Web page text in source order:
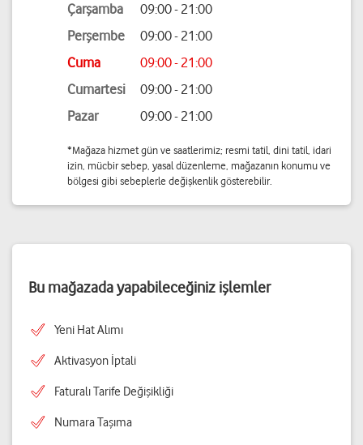
Çarşamba
09:00 - 21:00
Perşembe
09:00 - 21:00
Cuma
09:00 - 21:00
Cumartesi
09:00 - 21:00
Pazar
09:00 - 21:00
*Mağaza hizmet gün ve saatlerimiz; resmi tatil, dini tatil, idari
izin, mücbir sebep, yasal düzenleme, mağazanın konumu ve
bölgesi gibi sebeplerle değişkenlik gösterebilir.
Bu mağazada yapabileceğiniz işlemler
Yeni Hat Alımı
Aktivasyon İptali
Faturalı Tarife Değişikliği
Numara Taşıma